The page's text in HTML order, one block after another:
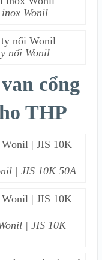
Wonil
nổi Wonil
cổng
THP
| JIS 10K 50A
| JIS 10K